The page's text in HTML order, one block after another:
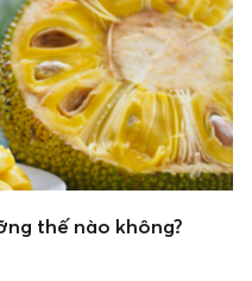
thế nào không?